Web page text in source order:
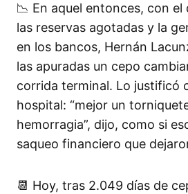
📉 En aquel entonces, con el
las reservas agotadas y la
en los bancos, Hernán
las apuradas un cepo
corrida terminal. Lo justificó
hospital: “mejor un
hemorragia”, dijo, como si
saqueo financiero que
📆 Hoy, tras 2.049 días de